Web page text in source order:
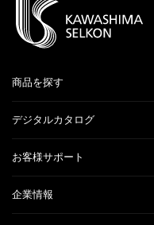
商品を探す
デジタルカタログ
お客様サポート
企業情報